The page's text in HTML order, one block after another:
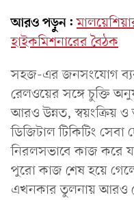
আরও পড়ুন:
হাইকমিশনারের বৈঠক
সহজ-এর জনসংযোগ
রেলওয়ের সঙ্গে চুক্তি
আরও উন্নত, স্বয়ংক্রিয় ও
ডিজিটাল টিকিটিং
নিরলসভাবে কাজ করে
পুরো কাজ শেষ হয়ে গেলে
এখনকার তুলনায় আরও